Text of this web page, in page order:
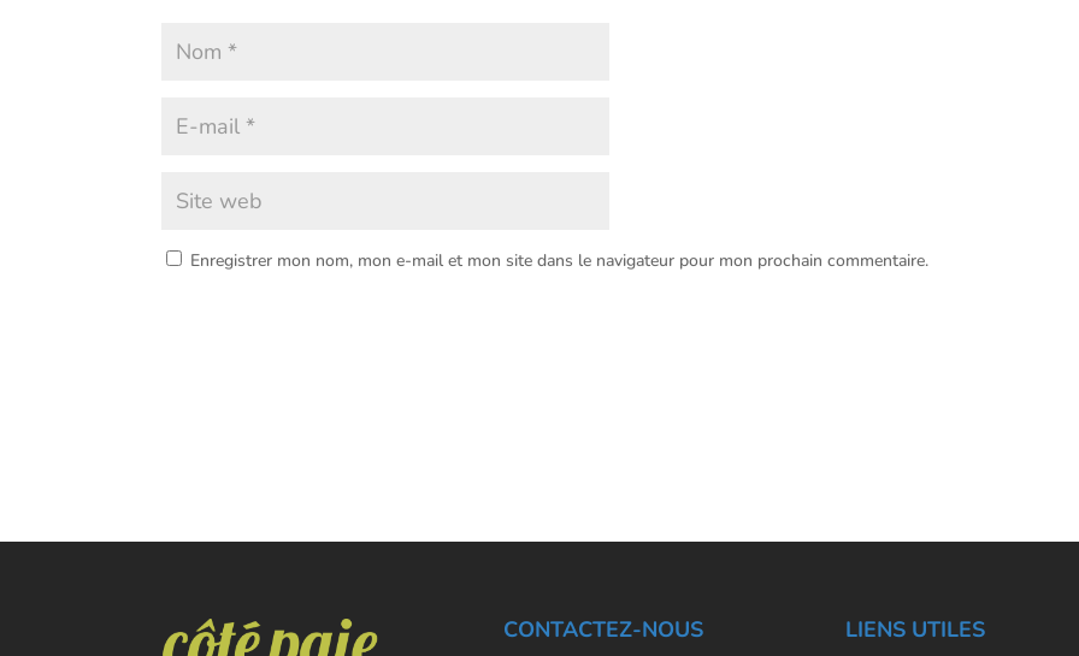
Enregistrer mon nom, mon e-mail et mon site dans le navigateur pour mon prochain commentaire.
CONTACTEZ-NOUS LIENS UTILES